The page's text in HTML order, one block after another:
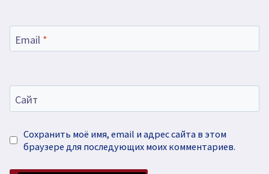
Email *
Сайт
Сохранить моё имя, email и адрес сайта в этом
браузере для последующих моих комментариев.